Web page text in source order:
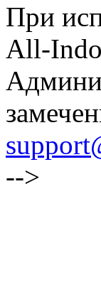
При
All-
-->